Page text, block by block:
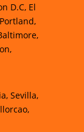
D.C, El
Sevilla,